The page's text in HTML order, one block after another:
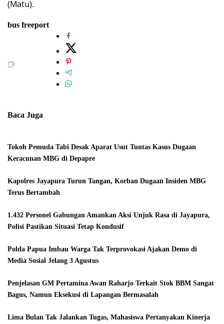
(Matu).
bus freeport
Baca Juga
Tokoh Pemuda Tabi Desak Aparat Usut Tuntas Kasus Dugaan
Keracunan MBG di Depapre
Kapolres Jayapura Turun Tangan, Korban Dugaan Insiden MBG
Terus Bertambah
1.432 Personel Gabungan Amankan Aksi Unjuk Rasa di Jayapura,
Polisi Pastikan Situasi Tetap Kondusif
Polda Papua Imbau Warga Tak Terprovokasi Ajakan Demo di
Media Sosial Jelang 3 Agustus
Penjelasan GM Pertamina Awan Raharjo Terkait Stok BBM Sangat
Bagus, Namun Eksekusi di Lapangan Bermasalah
Lima Bulan Tak Jalankan Tugas, Mahasiswa Pertanyakan Kinerja